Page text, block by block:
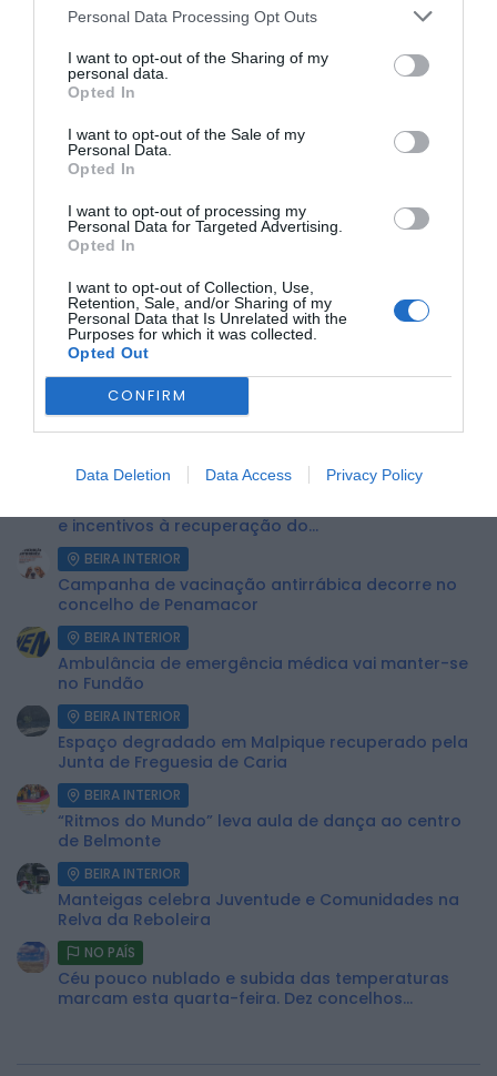
Personal Data Processing Opt Outs
I want to opt-out of the Sharing of my
personal data.
Opted In
I want to opt-out of the Sale of my
Personal Data.
Opted In
I want to opt-out of processing my
Personal Data for Targeted Advertising.
Opted In
I want to opt-out of Collection, Use,
Retention, Sale, and/or Sharing of my
Personal Data that Is Unrelated with the
Purposes for which it was collected.
Opted Out
CONFIRM
Data Deletion Data Access Privacy Policy
A ação culminou com a detenção em flagrante do
O detido foi constituído arguido e os factos foram
A ação contou com o reforço dos militares do
Destacamento Territorial de Idanha-a-Nova,
Destacamento de Intervenção (DI) e da estrutura de
Investigação Criminal (IC) do Comando Territorial de
Castelo Branco.
BEIRA INTERIOR
e incentivos à recuperação do...
BEIRA INTERIOR
Campanha de vacinação antirrábica decorre no
concelho de Penamacor
BEIRA INTERIOR
Ambulância de emergência médica vai manter-se
no Fundão
BEIRA INTERIOR
Espaço degradado em Malpique recuperado pela
Junta de Freguesia de Caria
BEIRA INTERIOR
“Ritmos do Mundo” leva aula de dança ao centro
de Belmonte
BEIRA INTERIOR
Manteigas celebra Juventude e Comunidades na
Relva da Reboleira
NO PAÍS
Céu pouco nublado e subida das temperaturas
marcam esta quarta-feira. Dez concelhos...